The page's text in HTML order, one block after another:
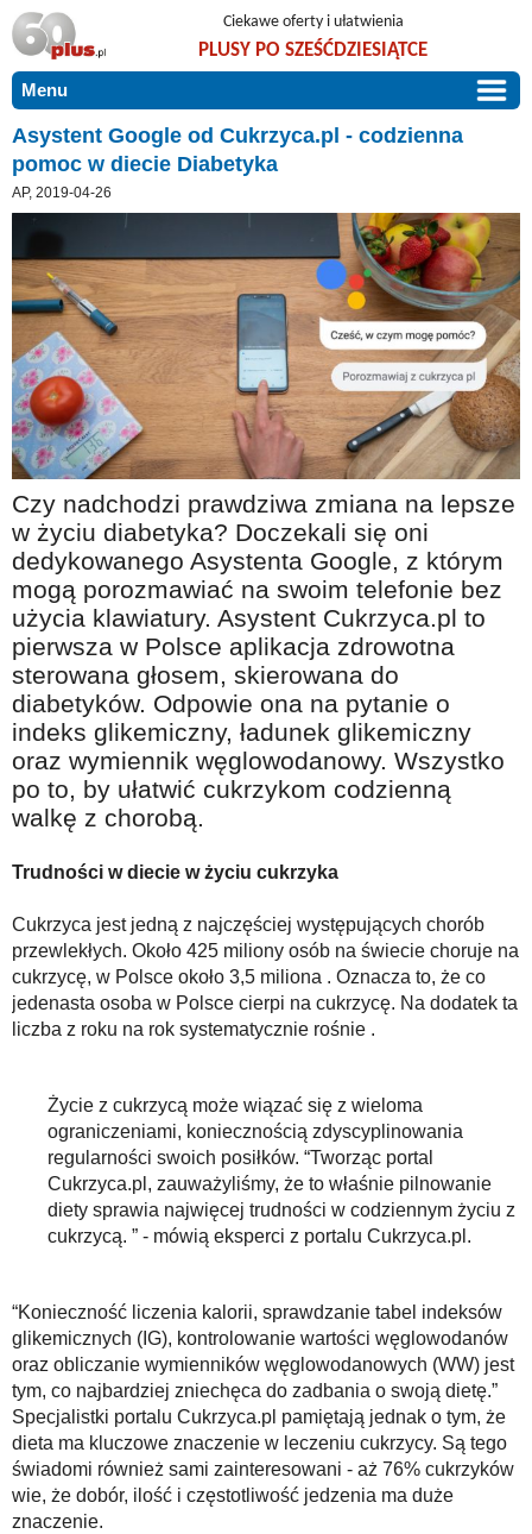
Ciekawe oferty i ułatwienia
PLUSY PO SZEŚĆDZIESIĄTCE
Menu
START
PROMOCJE
ARTYKUŁY
Szczególnie polecamy
Użyteczne porady
Szlachetne zdrowie
Mieszkaj wygodnie i bez barier
Warto wiedzieć!
Podróże i wypoczynek
Taniej, okazyjnie, specjalnie dla 60plus
Na wesoło
Hobby i pasje
Żyj aktywnie
60plus - najcenniejsi klienci
Dobra opieka
Warto naśladować
Coś dla ducha
Smacznie i zdrowo
O finansach i społeczeństwie - edukacja nie tylko dla 60plus
Ciekawe książki
Stop samotności
Z internetem za pan brat
DLA BLISKICH
ZGŁOŚ OFERTĘ
O NAS
KONTAKT
Asystent Google od Cukrzyca.pl - codzienna
pomoc w diecie Diabetyka
AP, 2019-04-26
Czy nadchodzi prawdziwa zmiana na lepsze
w życiu diabetyka? Doczekali się oni
dedykowanego Asystenta Google, z którym
mogą porozmawiać na swoim telefonie bez
użycia klawiatury. Asystent Cukrzyca.pl to
pierwsza w Polsce aplikacja zdrowotna
sterowana głosem, skierowana do
diabetyków. Odpowie ona na pytanie o
indeks glikemiczny, ładunek glikemiczny
oraz wymiennik węglowodanowy. Wszystko
po to, by ułatwić cukrzykom codzienną
walkę z chorobą.
Trudności w diecie w życiu cukrzyka
Cukrzyca jest jedną z najczęściej występujących chorób
przewlekłych. Około 425 miliony osób na świecie choruje na
cukrzycę, w Polsce około 3,5 miliona . Oznacza to, że co
jedenasta osoba w Polsce cierpi na cukrzycę. Na dodatek ta
liczba z roku na rok systematycznie rośnie .
Życie z cukrzycą może wiązać się z wieloma
ograniczeniami, koniecznością zdyscyplinowania
regularności swoich posiłków. “Tworząc portal
Cukrzyca.pl, zauważyliśmy, że to właśnie pilnowanie
diety sprawia najwięcej trudności w codziennym życiu z
cukrzycą. ” - mówią eksperci z portalu Cukrzyca.pl.
“Konieczność liczenia kalorii, sprawdzanie tabel indeksów
glikemicznych (IG), kontrolowanie wartości węglowodanów
oraz obliczanie wymienników węglowodanowych (WW) jest
tym, co najbardziej zniechęca do zadbania o swoją dietę.”
Specjalistki portalu Cukrzyca.pl pamiętają jednak o tym, że
dieta ma kluczowe znaczenie w leczeniu cukrzycy. Są tego
świadomi również sami zainteresowani - aż 76% cukrzyków
wie, że dobór, ilość i częstotliwość jedzenia ma duże
znaczenie.